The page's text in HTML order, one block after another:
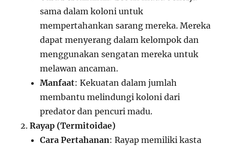
sama dalam koloni untuk
mempertahankan sarang mereka. Mereka
dapat menyerang dalam kelompok dan
menggunakan sengatan mereka untuk
melawan ancaman.
Manfaat: Kekuatan dalam jumlah
membantu melindungi koloni dari
predator dan pencuri madu.
Rayap (Termitoidae)
Cara Pertahanan: Rayap memiliki kasta